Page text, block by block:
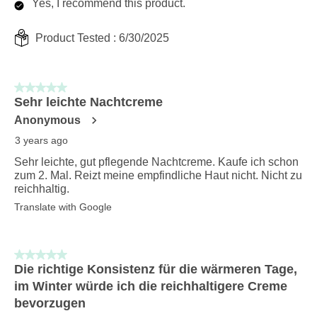
Yes, I recommend this product.
Product Tested : 6/30/2025
5 out of 5 stars.
Sehr leichte Nachtcreme
Anonymous
3 years ago
Sehr leichte, gut pflegende Nachtcreme. Kaufe ich schon
zum 2. Mal. Reizt meine empfindliche Haut nicht. Nicht zu
reichhaltig.
Translate with Google
5 out of 5 stars.
Die richtige Konsistenz für die wärmeren Tage,
im Winter würde ich die reichhaltigere Creme
bevorzugen